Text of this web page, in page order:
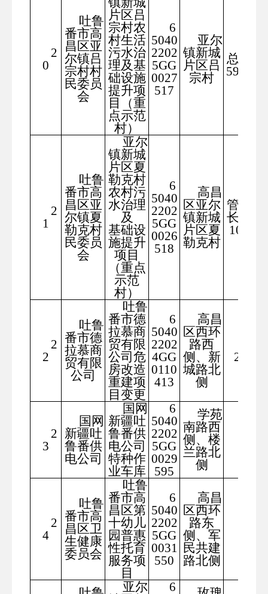
2
0
吐鲁
番市高
昌区亚
尔镇吕
宗村村
民委员
会
片区吕
宗村农
村生活
污水治
理及基
础设施
提升项
目（重
点示范
村）
6
5040
2202
5GG
0027
517
亚尔
镇新城
片区吕
宗村
总长度
5900米
2
1
吐鲁
番市高
昌区亚
尔镇夏
勒克村
民委员
会
亚尔
镇新城
片区夏
勒克村
农村污
水治理
及
基础设
施提升
项目
（重点
示范
村）
6
5040
2202
5GG
0026
518
高昌
区亚尔
镇新城
片区夏
勒克村
管道总
长度为
10780
2
2
吐鲁
番市德
拉慕商
贸有限
公司
吐鲁
番市德
拉慕商
贸有限
公司危
房改造
重建项
目变更
6
5040
2202
4GG
0110
413
高昌
区西环
路西
侧、新
城路北
侧
2.95
2
3
国网
新疆吐
鲁番供
电公司
国网
新疆吐
鲁番供
电公司
特种作
业车库
6
5040
2202
5GG
0029
595
学苑
南路西
侧、楼
兰路北
侧
2
4
吐鲁
番市高
昌区卫
生健康
委员会
吐鲁
番市高
昌区第
十幼儿
园普惠
性托育
服务项
目
6
5040
2202
5GG
0031
550
高昌
区西环
路东
侧、军
民共建
路北侧
亚尔
6